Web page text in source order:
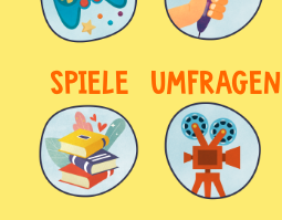
SPIELE UMFRAGEN